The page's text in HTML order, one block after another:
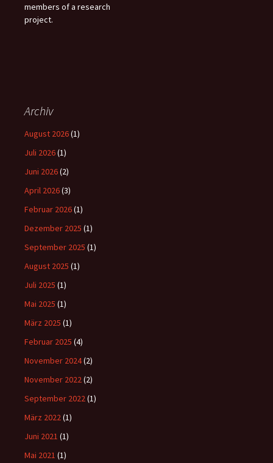
members of a research
project.
Archiv
August 2026(1)
Juli 2026(1)
Juni 2026(2)
April 2026(3)
Februar 2026(1)
Dezember 2025 (1)
September 2025 (1)
August 2025 (1)
Juli 2025 (1)
Mai 2025 (1)
März 2025 (1)
Februar 2025 (4)
November 2024(2)
November 2022 (2)
September 2022 (1)
März 2022 (1)
Juni 2021 (1)
Mai 2021 (1)